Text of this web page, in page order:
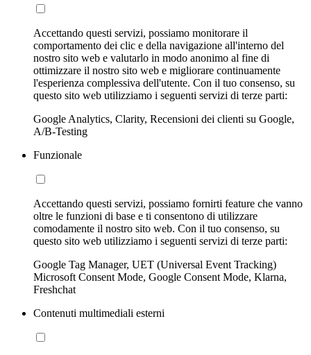
Accettando questi servizi, possiamo monitorare il
comportamento dei clic e della navigazione all'interno del
nostro sito web e valutarlo in modo anonimo al fine di
ottimizzare il nostro sito web e migliorare continuamente
l'esperienza complessiva dell'utente. Con il tuo consenso, su
questo sito web utilizziamo i seguenti servizi di terze parti:
Google Analytics, Clarity, Recensioni dei clienti su Google,
A/B-Testing
Funzionale
Accettando questi servizi, possiamo fornirti feature che vanno
oltre le funzioni di base e ti consentono di utilizzare
comodamente il nostro sito web. Con il tuo consenso, su
questo sito web utilizziamo i seguenti servizi di terze parti:
Google Tag Manager, UET (Universal Event Tracking)
Microsoft Consent Mode, Google Consent Mode, Klarna,
Freshchat
Contenuti multimediali esterni